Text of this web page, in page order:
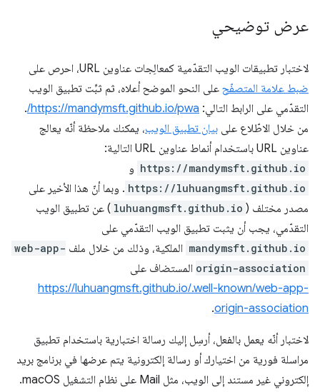
عرض توضيحي
لاختبار تطبيقات الويب التقدّمية كمعالِجات عناوين URL، احرص على
ضبط علامة المتصفّح على النحو الموضح أعلاه، ثم ثبِّت تطبيق الويب
التقدّمي على الرابط التالي: https://mandymsft.github.io/pwa/
.
من خلال الاطّلاع على بيان تطبيق الويب، يمكنك ملاحظة أنّه يعالج
عناوين URL باستخدام أنماط عناوين URL التالية:
https://mandymsft.github.io و
https://luhuangmsft.github.io . وبما أنّ هذا الأخير على
مصدر مختلف ( luhuangmsft.github.io ) عن تطبيق الويب
التقدّمي، يجب أن يثبت تطبيق الويب التقدّمي على
mandymsft.github.io الملكية، وذلك من خلال ملف web-app-
origin-association المستضاف على
https://luhuangmsft.github.io/.well-known/web-app-
origin-association
.
لاختبار أنّه يعمل بالفعل، أرسِل إليك رسالة اختبارية باستخدام تطبيق
مراسلة فورية من اختيارك أو رسالة إلكترونية يتم عرضها في برنامج بريد
إلكتروني غير مستند إلى الويب، مثل Mail على نظام التشغيل macOS.